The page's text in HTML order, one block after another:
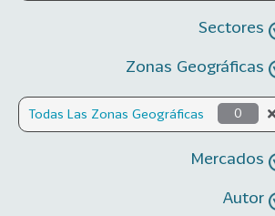
Sectores
Zonas Geográficas
Todas Las Zonas Geográficas 0
Mercados
Autor